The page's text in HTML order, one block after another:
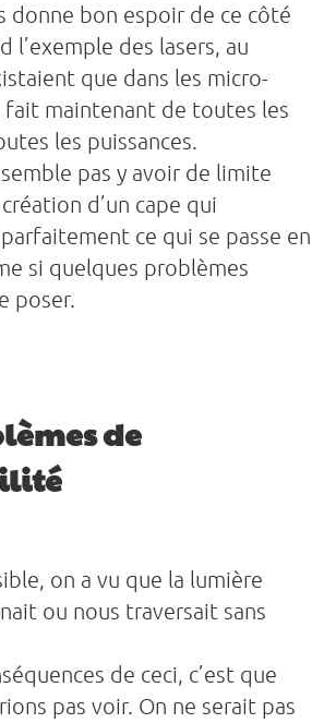
donne bon espoir de ce côté
l’exemple des lasers, au
que dans les micro-
fait maintenant de toutes les
les puissances.
pas y avoir de limite
d’un cape qui
ce qui se passe en
si quelques problèmes
poser.
de
on a vu que la lumière
ou nous traversait sans
de ceci, c’est que
pas voir. On ne serait pas